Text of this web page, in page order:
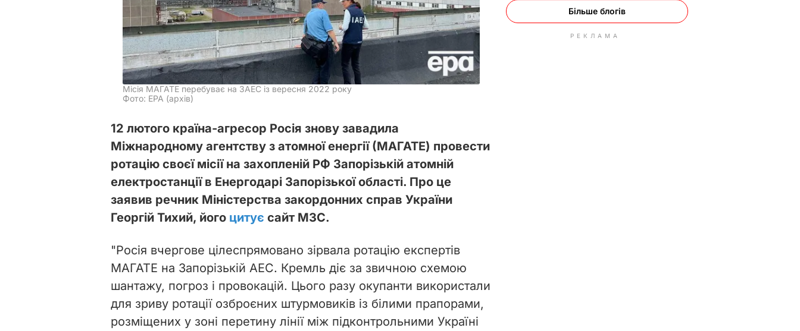
Місія МАГАТЕ перебуває на ЗАЕС із вересня 2022 року
Фото: EPA (архів)
12 лютого країна-агресор Росія знову завадила
Міжнародному агентству з атомної енергії (МАГАТЕ) провести
ротацію своєї місії на захопленій РФ Запорізькій атомній
електростанції в Енергодарі Запорізької області. Про це
заявив речник Міністерства закордонних справ України
Георгій Тихий, його цитує сайт МЗС.
"Росія вчергове цілеспрямовано зірвала ротацію експертів
МАГАТЕ на Запорізькій АЕС. Кремль діє за звичною схемою
шантажу, погроз і провокацій. Цього разу окупанти використали
для зриву ротації озброєних штурмовиків із білими прапорами,
розміщених у зоні перетину лінії між підконтрольними Україні
Більше блогів
РЕКЛАМА